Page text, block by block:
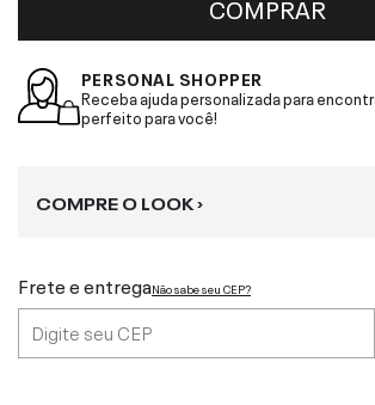
COMPRAR
PERSONAL SHOPPER
Receba ajuda personalizada para
perfeito para você!
COMPRE O LOOK ›
Frete e entregaNão sabe seu CEP?